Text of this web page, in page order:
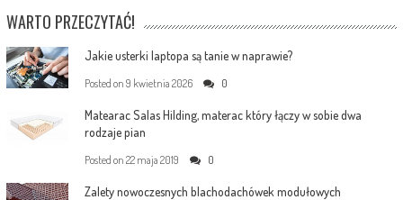
WARTO PRZECZYTAĆ!
Jakie usterki laptopa są tanie w naprawie?
Posted on 9 kwietnia 2026 0
Matearac Salas Hilding, materac który łączy w sobie dwa
rodzaje pian
Posted on 22 maja 2019 0
Zalety nowoczesnych blachodachówek modułowych